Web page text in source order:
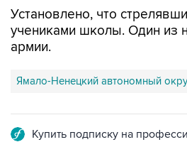
Установлено, что
учениками школы. Один из
армии.
Ямало-Ненецкий автономный
Купить подписку на